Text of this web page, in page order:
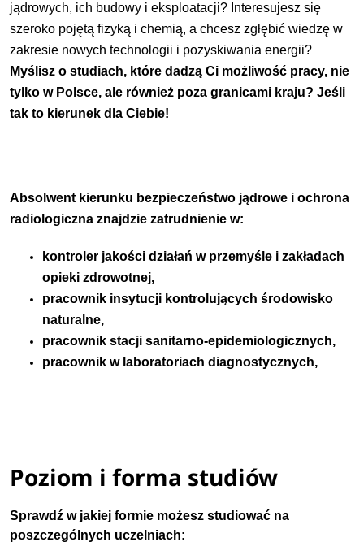
jądrowych, ich budowy i eksploatacji? Interesujesz się
szeroko pojętą fizyką i chemią, a chcesz zgłębić wiedzę w
zakresie nowych technologii i pozyskiwania energii?
Myślisz o studiach, które dadzą Ci możliwość pracy, nie
tylko w Polsce, ale również poza granicami kraju? Jeśli
tak to kierunek dla Ciebie!
Absolwent kierunku bezpieczeństwo jądrowe i ochrona
radiologiczna znajdzie zatrudnienie w:
kontroler jakości działań w przemyśle i zakładach
opieki zdrowotnej,
pracownik insytucji kontrolujących środowisko
naturalne,
pracownik stacji sanitarno-epidemiologicznych,
pracownik w laboratoriach diagnostycznych,​
Poziom i forma studiów
Sprawdź w jakiej formie możesz studiować na
poszczególnych uczelniach: